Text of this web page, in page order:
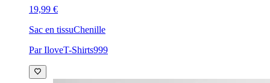
19,99 €
Sac en tissuChenille
Par IloveT-Shirts999